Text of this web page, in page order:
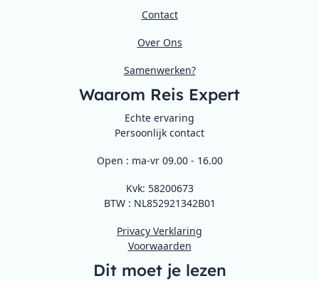
Contact
Over Ons
Samenwerken?
Waarom Reis Expert
Echte ervaring
Persoonlijk contact
Open : ma-vr 09.00 - 16.00
Kvk: 58200673
BTW : NL852921342B01
Privacy Verklaring
Voorwaarden
Dit moet je lezen